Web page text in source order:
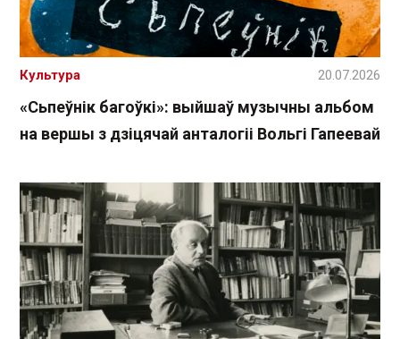
«Сьпеўнік багоўкі»: выйшаў музычны альбом
на вершы з дзіцячай анталогіі Вольгі Гапеевай
Культура 20.07.2026